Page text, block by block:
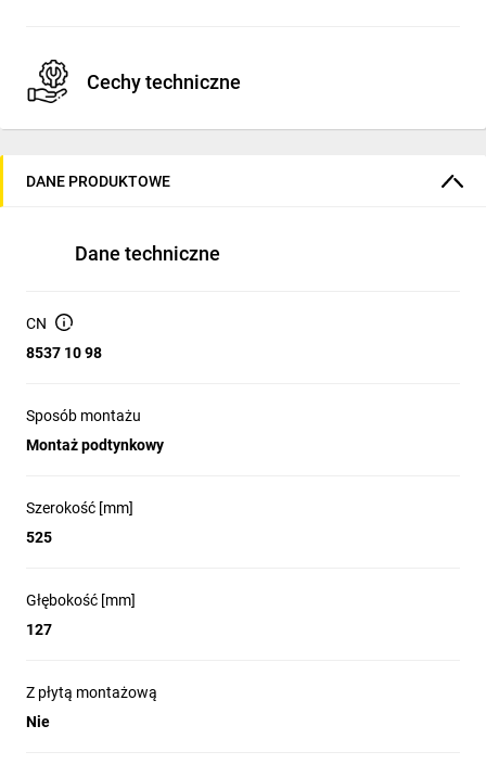
Cechy techniczne
Układ modułów: 6 rzędów × 24 moduły (szerokość
Wymiary (S×W×G): 525 × 1015 × 127 mm
(biały)
pomieszczenia
Szyna DIN: TAK (profil TH35) — umożliwia montaż
Prąd i napięcie znamionowe: do 100 A, 400 V (parametry
charakterystyczne dla rozdzielnic RPSM)
Wykonanie zgodne z dyrektywą EMC: nie
Zastosowanie
DANE PRODUKTOWE
Dane techniczne
CN
8537 10 98
Sposób montażu
Montaż podtynkowy
Szerokość [mm]
525
Głębokość [mm]
127
Z płytą montażową
Nie